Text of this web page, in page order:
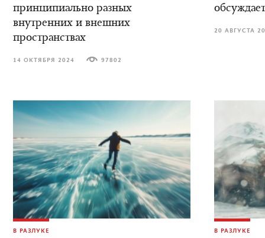
принципиально разных
внутренних и внешних
пространствах
14 ОКТЯБРЯ 2024 97802
20 АВГУСТА
В РАЗЛУКЕ В РАЗЛУКЕ